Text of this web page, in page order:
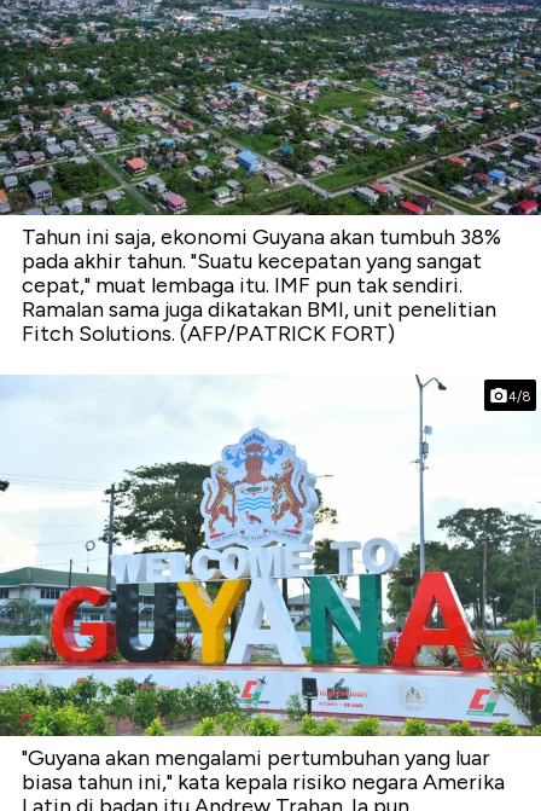
Tahun ini saja, ekonomi Guyana akan tumbuh 38%
pada akhir tahun. "Suatu kecepatan yang sangat
cepat," muat lembaga itu. IMF pun tak sendiri.
Ramalan sama juga dikatakan BMI, unit penelitian
Fitch Solutions. (AFP/PATRICK FORT)
4/8
"Guyana akan mengalami pertumbuhan yang luar
biasa tahun ini," kata kepala risiko negara Amerika
Latin di badan itu Andrew Trahan. Ia pun